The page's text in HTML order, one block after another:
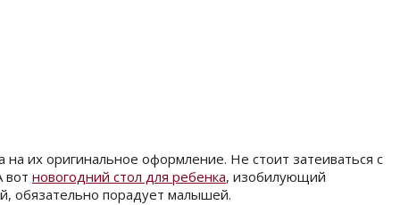
их оригинальное оформление. Не стоит затеиваться с
вот новогодний стол для ребенка, изобилующий
обязательно порадует малышей.